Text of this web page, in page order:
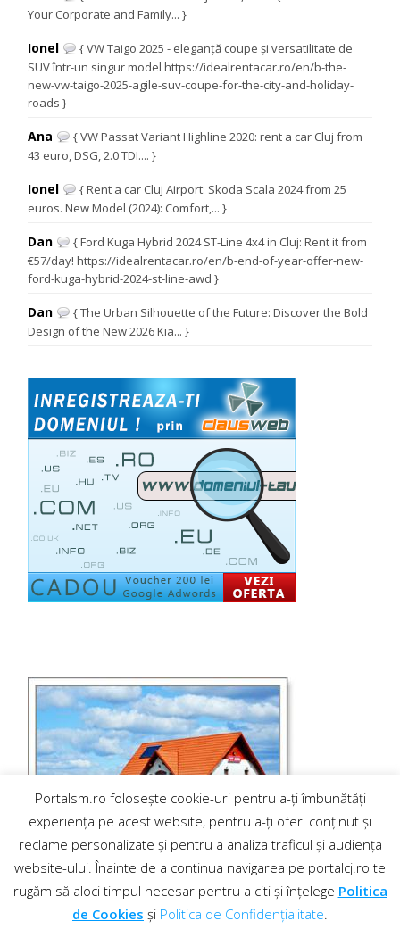
Your Corporate and Family... }
Ionel
{ VW Taigo 2025 - eleganță coupe și versatilitate de
SUV într-un singur model https://idealrentacar.ro/en/b-the-
new-vw-taigo-2025-agile-suv-coupe-for-the-city-and-holiday-
roads }
Ana
{ VW Passat Variant Highline 2020: rent a car Cluj from
43 euro, DSG, 2.0 TDI.... }
Ionel
{ Rent a car Cluj Airport: Skoda Scala 2024 from 25
euros. New Model (2024): Comfort,... }
Dan
{ Ford Kuga Hybrid 2024 ST-Line 4x4 in Cluj: Rent it from
€57/day! https://idealrentacar.ro/en/b-end-of-year-offer-new-
ford-kuga-hybrid-2024-st-line-awd }
Dan
{ The Urban Silhouette of the Future: Discover the Bold
Design of the New 2026 Kia... }
Portalsm.ro folosește cookie-uri pentru a-ți îmbunătăți
experiența pe acest website, pentru a-ți oferi conținut și
reclame personalizate și pentru a analiza traficul și audiența
website-ului. Înainte de a continua navigarea pe portalcj.ro te
rugăm să aloci timpul necesar pentru a citi și înțelege Politica
de Cookies și Politica de Confidențialitate.